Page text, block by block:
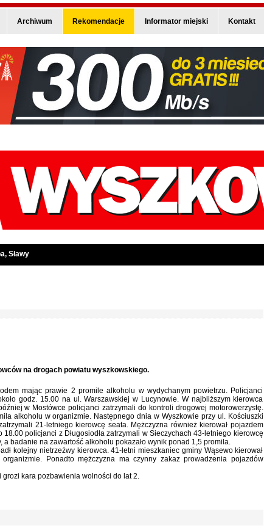
Archiwum Rekomendacje Informator miejski Kontakt
Sławy
na drogach powiatu wyszkowskiego.
mając prawie 2 promile alkoholu w wydychanym powietrzu. Policjanci
godz. 15.00 na ul. Warszawskiej w Lucynowie. W najbliższym kierowca
w Mostówce policjanci zatrzymali do kontroli drogowej motorowerzystę.
alkoholu w organizmie. Następnego dnia w Wyszkowie przy ul. Kościuszki
21-letniego kierowcę seata. Mężczyzna również kierował pojazdem
policjanci z Długosiodła zatrzymali w Sieczychach 43-letniego kierowcę
a badanie na zawartość alkoholu pokazało wynik ponad 1,5 promila.
kolejny nietrzeźwy kierowca. 41-letni mieszkaniec gminy Wąsewo kierował
Ponadto mężczyzna ma czynny zakaz prowadzenia pojazdów
kara pozbawienia wolności do lat 2.